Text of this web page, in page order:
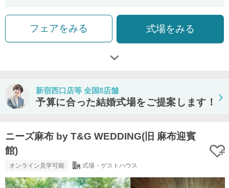
フェアをみる 式場をみる
新宿西口店等 全国8店舗
予算に合った結婚式場をご提案します！
ニーズ麻布 by T&G WEDDING(旧 麻布迎賓
館)
オンライン見学可能 式場・ゲストハウス